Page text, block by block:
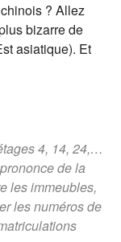
? Allez
bizarre de
asiatique). Et
4, 14, 24,…
de la
les immeubles,
les numéros de